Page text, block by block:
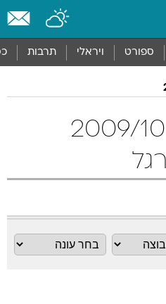
ספורט ויראלי תרבות
ליגה איטלקית 2009/10